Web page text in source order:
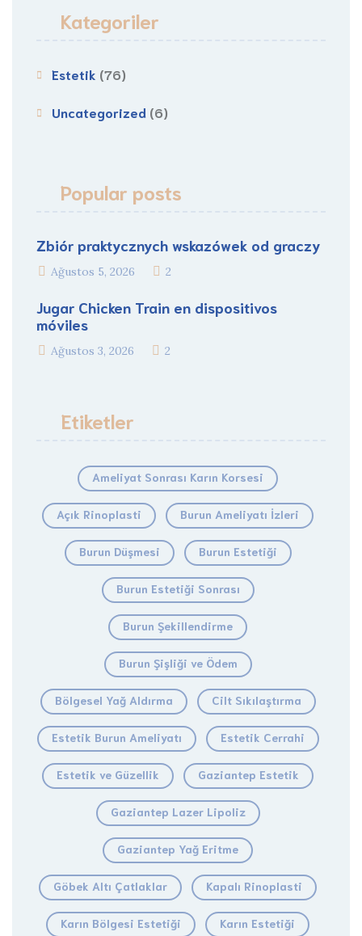
Kategoriler
Estetik (76)
Uncategorized (6)
Popular posts
Zbiór praktycznych wskazówek od graczy
Ağustos 5, 2026 2
Jugar Chicken Train en dispositivos
móviles
Ağustos 3, 2026 2
Etiketler
Ameliyat Sonrası Karın Korsesi
Açık Rinoplasti Burun Ameliyatı İzleri
Burun Düşmesi Burun Estetiği
Burun Estetiği Sonrası
Burun Şekillendirme
Burun Şişliği ve Ödem
Bölgesel Yağ Aldırma Cilt Sıkılaştırma
Estetik Burun Ameliyatı Estetik Cerrahi
Estetik ve Güzellik Gaziantep Estetik
Gaziantep Lazer Lipoliz
Gaziantep Yağ Eritme
Göbek Altı Çatlaklar Kapalı Rinoplasti
Karın Bölgesi Estetiği Karın Estetiği